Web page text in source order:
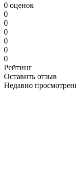
0 оценок
0
0
0
0
0
0
Рейтинг
Оставить отзыв
Недавно